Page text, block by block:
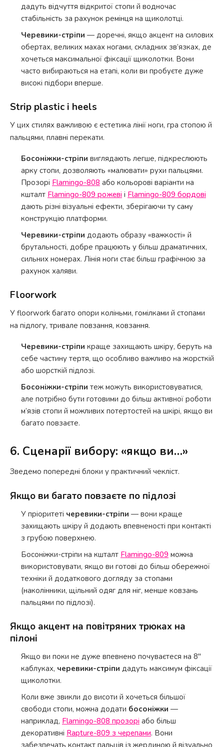
дадуть відчуття відкритої стопи й водночас
стабільність за рахунок ремінця на щиколотці.
Черевики-стріпи — доречні, якщо акцент на силових
обертах, великих махах ногами, складних зв’язках, де
хочеться максимальної фіксації щиколотки. Вони
часто вибираються на етапі, коли ви пробуєте дуже
високі підбори вперше.
Strip plastic і heels
У цих стилях важливою є естетика лінії ноги, гра стопою й
пальцями, плавні перекати.
Босоніжки-стріпи виглядають легше, підкреслюють
арку стопи, дозволяють «малювати» рухи пальцями.
Прозорі Flamingo-808 або кольорові варіанти на
кшталт Flamingo-809 рожеві і Flamingo-809 бордові
дають різні візуальні ефекти, зберігаючи ту саму
конструкцію платформи.
Черевики-стріпи додають образу «важкості» й
брутальності, добре працюють у більш драматичних,
сильних номерах. Лінія ноги стає більш графічною за
рахунок халяви.
Floorwork
У floorwork багато опори коліньми, гомілками й стопами
на підлогу, тривале повзання, ковзання.
Черевики-стріпи краще захищають шкіру, беруть на
себе частину тертя, що особливо важливо на жорсткій
або шорсткій підлозі.
Босоніжки-стріпи теж можуть використовуватися,
але потрібно бути готовими до більш активної роботи
м’язів стопи й можливих потертостей на шкірі, якщо ви
багато повзаєте.
6. Сценарії вибору: «якщо ви…»
Зведемо попередні блоки у практичний чекліст.
Якщо ви багато повзаєте по підлозі
У пріоритеті черевики-стріпи — вони краще
захищають шкіру й додають впевненості при контакті
з грубою поверхнею.
Босоніжки-стріпи на кшталт Flamingo-809 можна
використовувати, якщо ви готові до більш обережної
техніки й додаткового догляду за стопами
(наколінники, щільний одяг для ніг, менше ковзань
пальцями по підлозі).
Якщо акцент на повітряних трюках на
пілоні
Якщо ви поки не дуже впевнено почуваєтеся на 8"
каблуках, черевики-стріпи дадуть максимум фіксації
щиколотки.
Коли вже звикли до висоти й хочеться більшої
свободи стопи, можна додати босоніжки —
наприклад, Flamingo-808 прозорі або більш
декоративні Rapture-809 з черепами. Вони
забезпечать контакт пальців із жердиною й візуально